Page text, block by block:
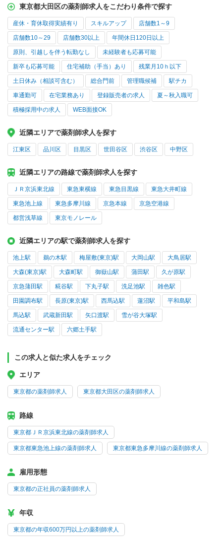
東京都大田区の薬剤師求人をこだわり条件で探す
産休・育休取得実績有り スキルアップ 店舗数1～9
店舗数10～29 店舗数30以上 年間休日120日以上
原則、引越しを伴う転勤なし 未経験者も応募可能
新卒も応募可能 住宅補助（手当）あり 残業月10ｈ以下
土日休み（相談可含む） 総合門前 管理職候補 駅チカ
車通勤可 在宅業務あり 登録販売者の求人 夏～秋入職可
積極採用中の求人 WEB面接OK
近隣エリアで薬剤師求人を探す
江東区 品川区 目黒区 世田谷区 渋谷区 中野区
近隣エリアの路線で薬剤師求人を探す
ＪＲ京浜東北線 東急東横線 東急目黒線 東急大井町線
東急池上線 東急多摩川線 京急本線 京急空港線
都営浅草線 東京モノレール
近隣エリアの駅で薬剤師求人を探す
池上駅 鵜の木駅 梅屋敷(東京)駅 大岡山駅 大鳥居駅
大森(東京)駅 大森町駅 御嶽山駅 蒲田駅 久が原駅
京急蒲田駅 糀谷駅 下丸子駅 洗足池駅 雑色駅
田園調布駅 長原(東京)駅 西馬込駅 蓮沼駅 平和島駅
馬込駅 武蔵新田駅 矢口渡駅 雪が谷大塚駅
流通センター駅 六郷土手駅
この求人と似た求人をチェック
エリア
東京都の薬剤師求人 東京都大田区の薬剤師求人
路線
東京都ＪＲ京浜東北線の薬剤師求人
東京都東急池上線の薬剤師求人 東京都東急多摩川線の薬剤師求人
雇用形態
東京都の正社員の薬剤師求人
年収
東京都の年収600万円以上の薬剤師求人